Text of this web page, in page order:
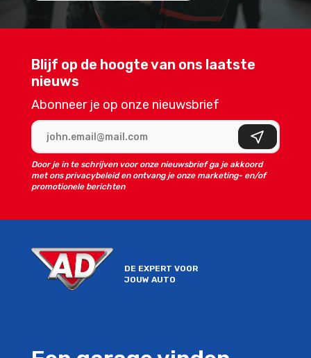
DE EXPERT VOOR
JOUW AUTO
Blijf op de hoogte van ons laatste
nieuws
Abonneer je op onze nieuwsbrief
Aanmelden
Door je in te schrijven voor onze nieuwsbrief ga je akkoord
met ons privacybeleid en ontvang je onze marketing- en/of
promotionele berichten